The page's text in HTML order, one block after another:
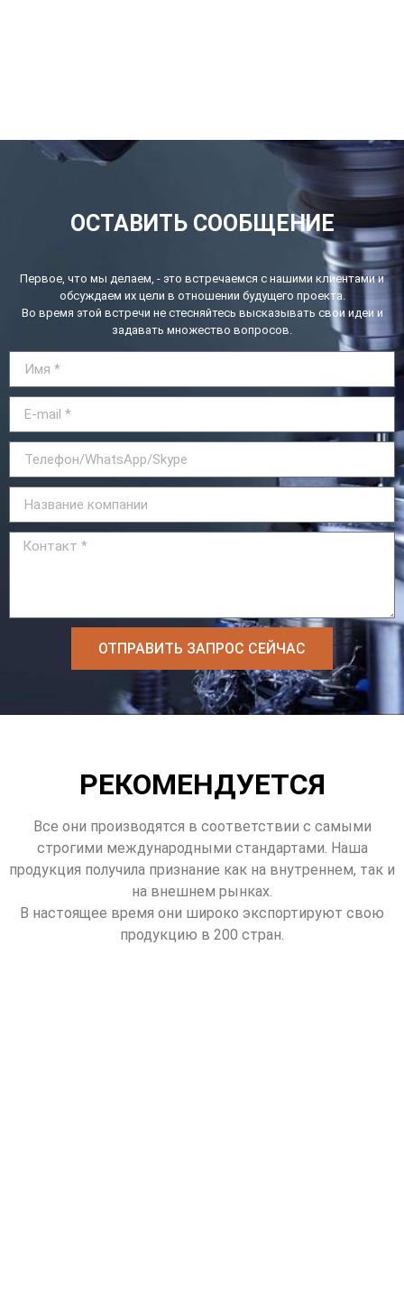
ОСТАВИТЬ СООБЩЕНИЕ
Первое, что мы делаем, - это встречаемся с нашими клиентами и
обсуждаем их цели в отношении будущего проекта.
Во время этой встречи не стесняйтесь высказывать свои идеи и
задавать множество вопросов.
ОТПРАВИТЬ ЗАПРОС СЕЙЧАС
РЕКОМЕНДУЕТСЯ
Все они производятся в соответствии с самыми
строгими международными стандартами. Наша
продукция получила признание как на внутреннем, так и
на внешнем рынках.
В настоящее время они широко экспортируют свою
продукцию в 200 стран.